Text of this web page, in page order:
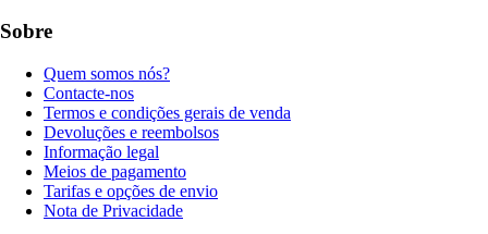
Sobre
Quem somos nós?
Contacte-nos
Termos e condições gerais de venda
Devoluções e reembolsos
Informação legal
Meios de pagamento
Tarifas e opções de envio
Nota de Privacidade